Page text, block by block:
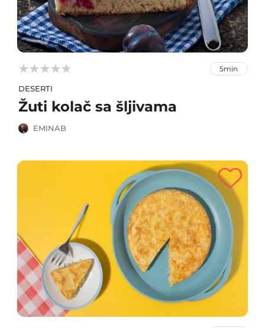


 5min
DESERTI
Žuti kolač sa šljivama
EMINAB